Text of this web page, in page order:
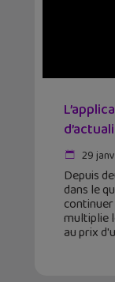
29
Depuis
dans le
multiplie
au prix